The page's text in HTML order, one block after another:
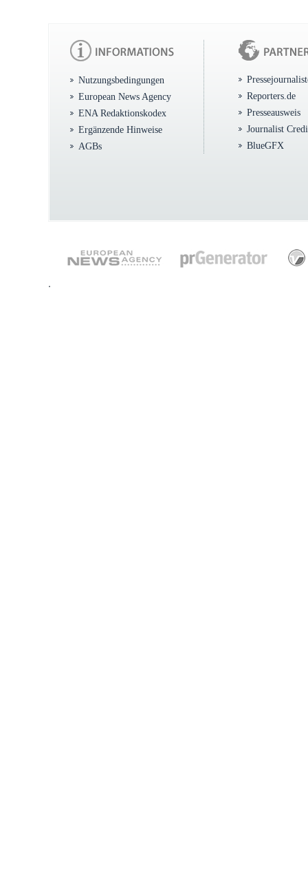
Nutzungsbedingungen
European News Agency
ENA Redaktionskodex
Ergänzende Hinweise
AGBs
Reporters.de
Presseausweis
Journalist
BlueGFX
.